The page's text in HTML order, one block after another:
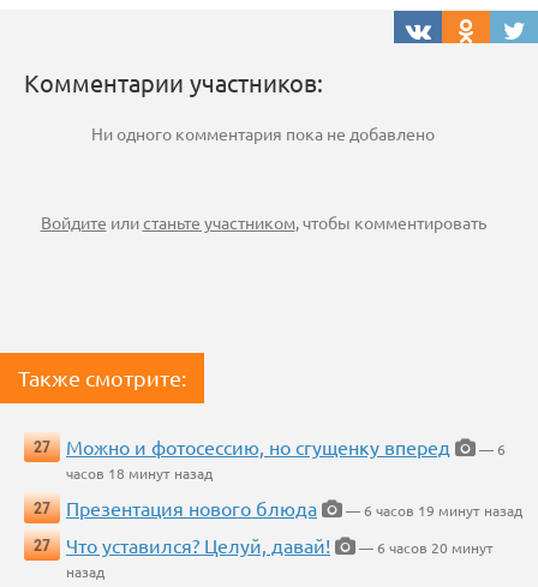
Комментарии участников:
Ни одного комментария пока не добавлено
Войдите илистаньте участником, чтобы комментировать
Также смотрите:
27 Можно и фотосессию, но сгущенку вперед
— 6
часов 18 минут назад
27
Презентация нового блюда
— 6 часов 19 минут назад
27
Что уставился? Целуй, давай!
— 6 часов 20 минут
назад